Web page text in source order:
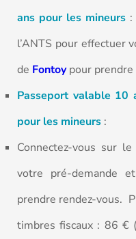
ans pour les mineurs
l’ANTS pour effectuer
de Fontoypour prendre
Passeport valable 10
pour les mineurs :
Connectez-vous sur
votre pré-demande
prendre rendez-vous.
timbres fiscaux : 86 €